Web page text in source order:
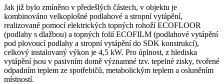
Jak již bylo zmíněno v předešlých částech, v objektu je
kombinováno velkoplošné podlahové a stropní vytápění,
realizované pomocí elektrických topných rohoží ECOFLOOR
(podlahy s dlažbou) a topných folií ECOFILM (podlahové vytápění
pod plovoucí podlahy a stropní vytápění do SDK konstrukcí),
celkový instalovaný výkon je 4,5 kW. Pro úplnost, z hlediska
vytápění jsou v pasivním domě významné tzv. tepelné zisky, tvořené
odpadním teplem ze spotřebičů, metabolickým teplem a osluněním
místností.